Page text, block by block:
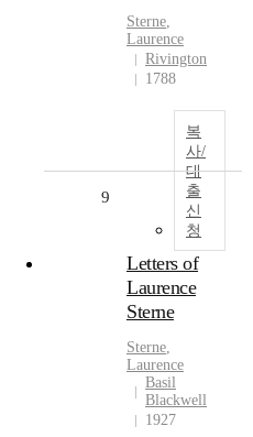
Sterne,
Laurence
Rivington
1788
복
사/
대
출
신
청
9
Letters of
Laurence
Sterne
Sterne,
Laurence
Basil
Blackwell
1927